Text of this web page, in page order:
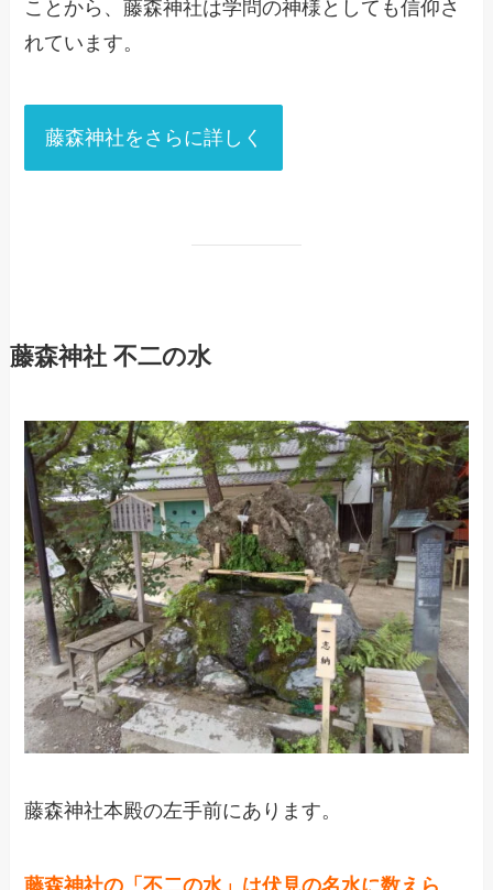
ことから、藤森神社は学問の神様としても信仰さ
れています。
藤森神社をさらに詳しく
藤森神社 不二の水
藤森神社本殿の左手前にあります。
藤森神社の「不二の水 」は伏見の名水に数えら